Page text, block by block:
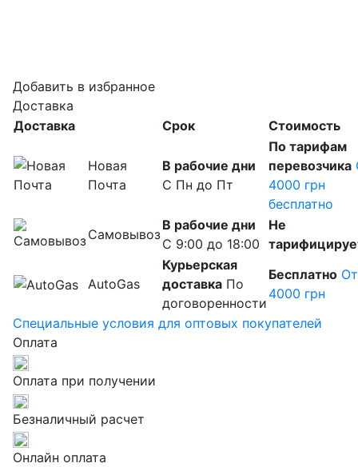
Добавить в избранное
Доставка
Доставка
Срок Cтоимость
Новая
Почта
В рабочие дни
С Пн до Пт
По тарифам
перевозчика
4000 грн
бесплатно
Самовывоз
В рабочие дни
С 9:00 до 18:00
Не
AutoGas
Курьерская
доставка По
договоренности
Бесплатно От
4000 грн
Специальные условия для оптовых покупателей
Оплата
Оплата при получении
Безналичный расчет
Онлайн оплата